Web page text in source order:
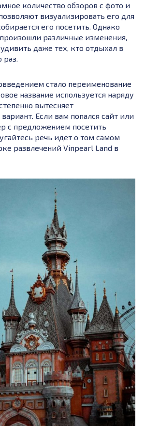
количество обзоров с фото и
визуализировать его для
его посетить. Однако
различные изменения,
даже тех, кто отдыхал в
раз.
стало переименование
название используется наряду
вытесняет
Если вам попался сайт или
с предложением посетить
речь идет о том самом
развлечений Vinpearl Land в